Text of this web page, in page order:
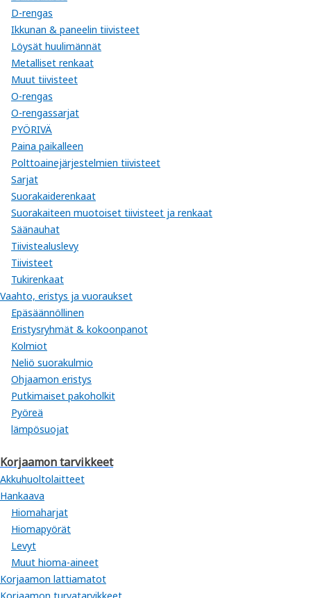
D-rengas
Ikkunan & paneelin tiivisteet
Löysät huulimännät
Metalliset renkaat
Muut tiivisteet
O-rengas
O-rengassarjat
PYÖRIVÄ
Paina paikalleen
Polttoainejärjestelmien tiivisteet
Sarjat
Suorakaiderenkaat
Suorakaiteen muotoiset tiivisteet ja renkaat
Säänauhat
Tiivistealuslevy
Tiivisteet
Tukirenkaat
Vaahto, eristys ja vuoraukset
Epäsäännöllinen
Eristysryhmät & kokoonpanot
Kolmiot
Neliö suorakulmio
Ohjaamon eristys
Putkimaiset pakoholkit
Pyöreä
lämpösuojat
Korjaamon tarvikkeet
Akkuhuoltolaitteet
Hankaava
Hiomaharjat
Hiomapyörät
Levyt
Muut hioma-aineet
Korjaamon lattiamatot